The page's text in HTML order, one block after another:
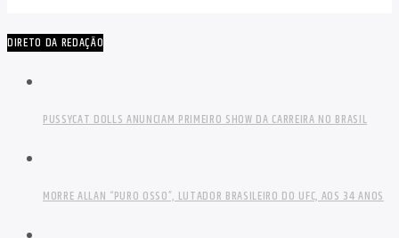
DIRETO DA REDAÇÃO
PUSSYCAT DOLLS ANUNCIAM PRIMEIRO SHOW DA CARREIRA NO BRASIL
MORRE ALLAN “PURO OSSO”, LUTADOR BRASILEIRO DO UFC, AOS 34 ANOS